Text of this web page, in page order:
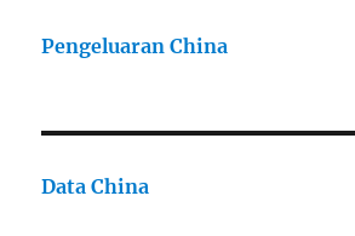
Pengeluaran China
Data China